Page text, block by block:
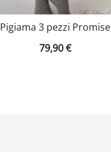
Pigiama 3 pezzi Promise
79,90€